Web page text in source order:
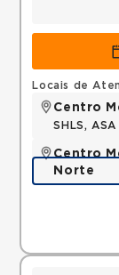
Locais de
Centro
SHLS,
Centro
Norte
SHLN,